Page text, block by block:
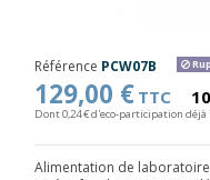
Référence PCW07B
129,00 € TTC
Dont 0,24 € d'eco-participation
Alimentation de